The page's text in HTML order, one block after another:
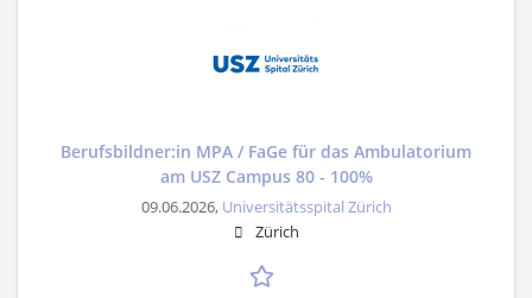
Berufsbildner:in MPA / FaGe für das Ambulatorium
am USZ Campus 80 - 100%
09.06.2026, Universitätsspital Zürich
Zürich